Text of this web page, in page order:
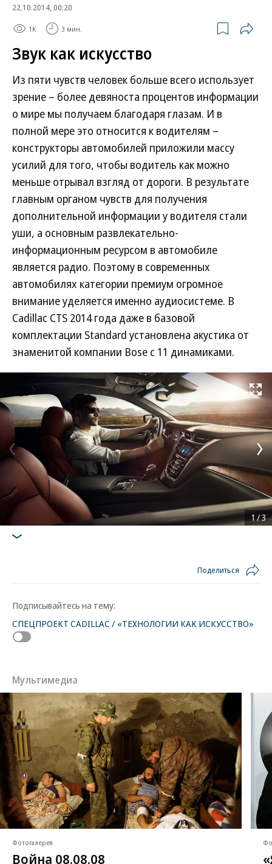
22.10.2014, 00:20
1K 3 мин.
Звук как искусство
Из пяти чувств человек больше всего использует
зрение – более девяноста процентов информации
о мире мы получаем благодаря глазам. И в
полной мере это относится к водителям –
конструкторы автомобилей приложили массу
усилий для того, чтобы водитель как можно
меньше отрывал взгляд от дороги. В результате
главным органом чувств для получения
дополнительной информации у водителя стали
уши, а основным развлекательно-
информационным ресурсом в автомобиле
является радио. Поэтому в современных
автомобилях категории премиум огромное
внимание уделяется именно аудиосистеме. В
Cadillac CTS 2014 года даже в базовой
комплектации Standard установлена акустика от
знаменитой компании Bose с 11 динамиками.
Развернуть
1/3
Поделиться
Подписывайтесь на тему:
СПЕЦПРОЕКТ CADILLAC / «ТЕХНОЛОГИИ КАК ИСКУССТВО»
Мультимедиа
Фотогалерея
Война 08.08.08